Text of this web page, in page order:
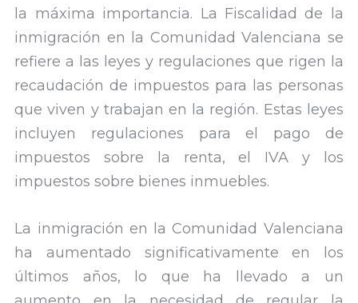
la máxima importancia. La Fiscalidad de la
inmigración en la Comunidad Valenciana se
refiere a las leyes y regulaciones que rigen la
recaudación de impuestos para las personas
que viven y trabajan en la región. Estas leyes
incluyen regulaciones para el pago de
impuestos sobre la renta, el IVA y los
impuestos sobre bienes inmuebles.
La inmigración en la Comunidad Valenciana
ha aumentado significativamente en los
últimos años, lo que ha llevado a un